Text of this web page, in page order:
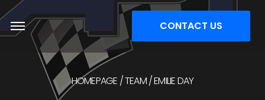
CONTACT US
HOMEPAGE TEAM EMILIE DAY